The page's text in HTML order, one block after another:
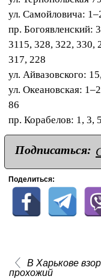
ул. Самойловича:
пр. Богоявленский:
3115, 328, 322, 330,
317, 228
ул. Айвазовского:
ул. Океановская:
86
пр. Корабелов: 1, 3,
Подписаться:
Поделиться:
В Харькове
прохожий